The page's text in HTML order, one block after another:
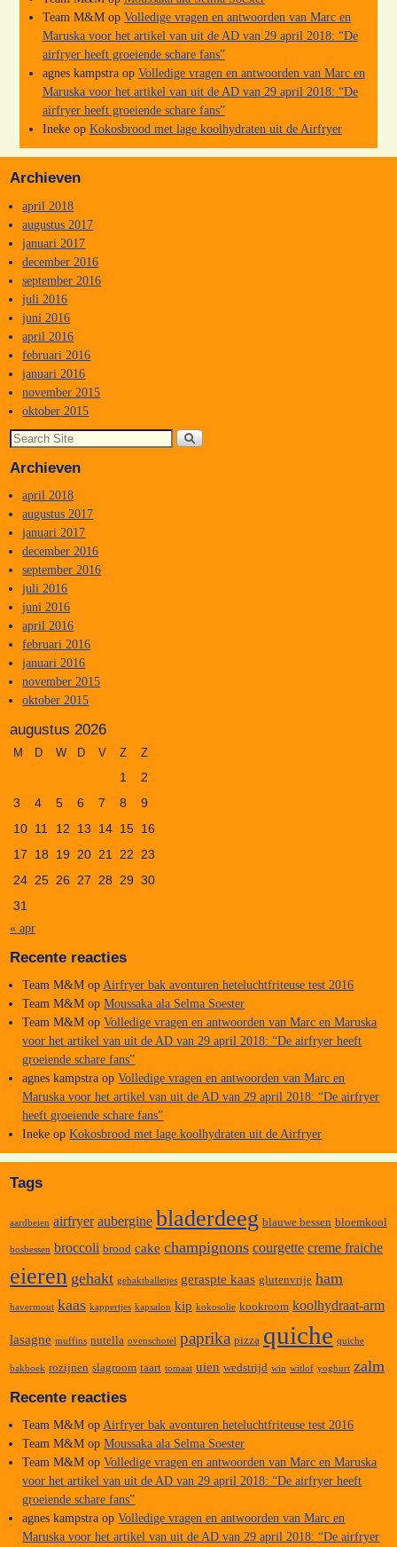
Team M&Mop Volledige vragen en antwoorden van Marc en
Maruska voor het artikel van uit de AD van 29 april 2018: “De
airfryer heeft groeiende schare fans”
agnes kampstraop Volledige vragen en antwoorden van Marc en
Maruska voor het artikel van uit de AD van 29 april 2018: “De
airfryer heeft groeiende schare fans”
Inekeop Kokosbrood met lage koolhydraten uit de Airfryer
Archieven
april 2018
augustus 2017
januari 2017
december 2016
september 2016
juli 2016
juni 2016
april 2016
februari 2016
januari 2016
november 2015
oktober 2015
Archieven
april 2018
augustus 2017
januari 2017
december 2016
september 2016
juli 2016
juni 2016
april 2016
februari 2016
januari 2016
november 2015
oktober 2015
augustus 2026
M D W D V Z Z
1
2
3
4 5 6 7 8
9
10 11 12 13 14 15 16
17
18 19 20 21 22
23
24 25 26 27 28 29 30
31
« apr
Recente reacties
Team M&M opAirfryer bak avonturen heteluchtfriteuse test 2016
Team M&M opMoussaka ala Selma Soester
Team M&M opVolledige vragen en antwoorden van Marc en Maruska
voor het artikel van uit de AD van 29 april 2018: “De airfryer heeft
groeiende schare fans”
agnes kampstra opVolledige vragen en antwoorden van Marc en
Maruska voor het artikel van uit de AD van 29 april 2018: “De airfryer
heeft groeiende schare fans”
Ineke opKokosbrood met lage koolhydraten uit de Airfryer
Tags
aardbeien airfryer aubergine bladerdeeg blauwe bessen bloemkool
bosbessen broccoli brood cake champignons courgette creme fraiche
eieren gehakt gehaktballetjes geraspte kaas glutenvrije ham
havermout kaas kappertjes kapsalon kip kokosolie kookroom koolhydraat-arm
lasagne muffins nutella ovenschotel paprika pizza quiche quiche
bakboek rozijnen slagroom taart tomaat uien wedstrijd win witlof yoghurt zalm
Recente reacties
Team M&M opAirfryer bak avonturen heteluchtfriteuse test 2016
Team M&M opMoussaka ala Selma Soester
Team M&M opVolledige vragen en antwoorden van Marc en Maruska
voor het artikel van uit de AD van 29 april 2018: “De airfryer heeft
groeiende schare fans”
agnes kampstra opVolledige vragen en antwoorden van Marc en
Maruska voor het artikel van uit de AD van 29 april 2018: “De airfryer